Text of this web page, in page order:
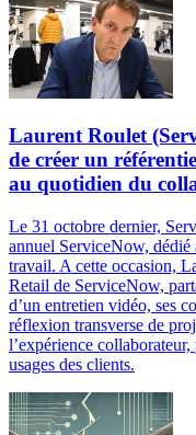
Laurent Roulet
de créer un
au quotidien du
Le 31 octobre dernier,
annuel ServiceNow,
travail. A cette occasion,
Retail de ServiceNow,
d’un entretien vidéo, ses
réflexion transverse de
l’expérience
usages des clients.